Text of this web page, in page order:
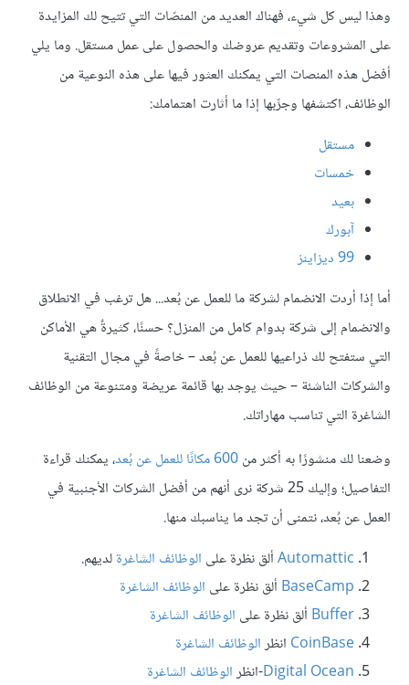
وهذا ليس كل شيء، فهناك العديد من المنصّات التي تتيح لك المزايدة
على المشروعات وتقديم عروضك والحصول على عمل مستقل. وما يلي
أفضل هذه المنصات التي يمكنك العثور فيها على هذه النوعية من
الوظائف، اكتشفها وجرِّبها إذا ما أثارت اهتمامك:
مستقل
خمسات
بعيد
آبورك
99 ديزاينز
أما إذا أردت الانضمام لشركة ما للعمل عن بُعد... هل ترغب في الانطلاق
والانضمام إلى شركة بدوام كامل من المنزل؟ حسنًا، كثيرةٌ هي الأماكن
التي ستفتح لك ذراعيها للعمل عن بُعد – خاصةً في مجال التقنية
والشركات الناشئة – حيث يوجد بها قائمة عريضة ومتنوعة من الوظائف
الشاغرة التي تناسب مهاراتك.
وضعنا لك منشورًا به أكثر من600 مكانًا للعمل عن بُعد
، يمكنك قراءة
التفاصيل؛ وإليك 25 شركة نرى أنهم من أفضل الشركات الأجنبية في
العمل عن بُعد، نتمنى أن تجد ما يناسبك منها.
Automatticألق نظرة على الوظائف الشاغرةلديهم.
BaseCamp ألق نظرة على الوظائف الشاغرة
Buffer ألق نظرة على الوظائف الشاغرة
CoinBase انظرالوظائف الشاغرة
Digital Ocean-انظرالوظائف الشاغرة